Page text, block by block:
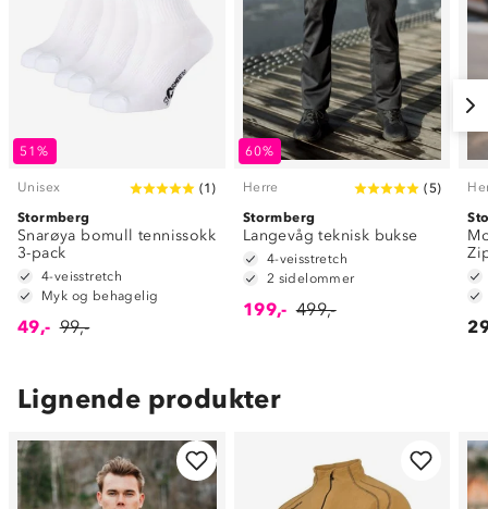
51%
Unisex (1 )
Stormberg
Snarøya bomull tennissokk
3-pack
4-veisstretch
Myk og behagelig
49,- 99,-
60%
Herre (5)
Stormberg
Langevåg teknisk bukse
4-veisstretch
2 sidelommer
199,- 499,-
Lignende produkter